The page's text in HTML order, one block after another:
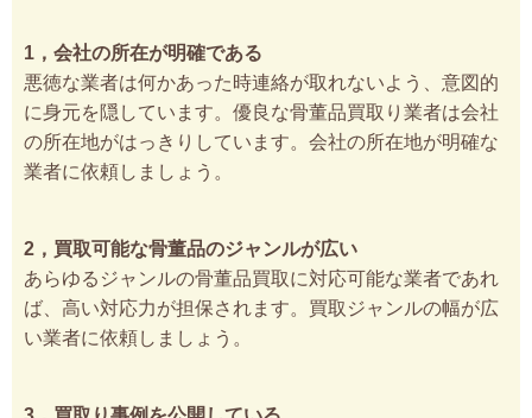
1，会社の所在が明確である
悪徳な業者は何かあった時連絡が取れないよう、意図的
に身元を隠しています。優良な骨董品買取り業者は会社
の所在地がはっきりしています。会社の所在地が明確な
業者に依頼しましょう。
2，買取可能な骨董品のジャンルが広い
あらゆるジャンルの骨董品買取に対応可能な業者であれ
ば、高い対応力が担保されます。買取ジャンルの幅が広
い業者に依頼しましょう。